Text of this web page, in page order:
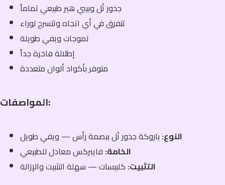
جذور تُل وبيبي هير طبيعي تماماً
تتفرق في أي اتجاه وتتسرح لوراء
تموجات ويفي طويلة
إطلالة فاخرة جداً
متوفر بأكواد ألوان متعددة
المواصفات:
النوع: باروكة جذور تُل ببصمة رأس — ويفي طويل
الخامة: فايبركس معادل للطبيعي
التثبيت: كليبسات — سهلة التثبيت والإزالة